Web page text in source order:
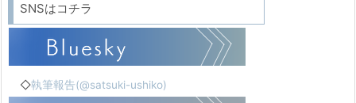
SNSはコチラ
◇執筆報告(@satsuki-ushiko)